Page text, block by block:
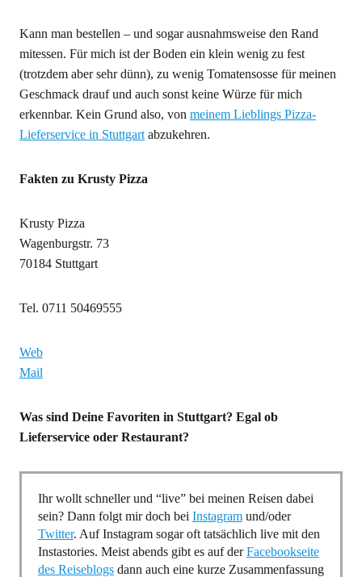
Kann man bestellen – und sogar ausnahmsweise den Rand
mitessen. Für mich ist der Boden ein klein wenig zu fest
(trotzdem aber sehr dünn), zu wenig Tomatensosse für meinen
Geschmack drauf und auch sonst keine Würze für mich
erkennbar. Kein Grund also, von meinem Lieblings Pizza-
Lieferservice in Stuttgartabzukehren.
Fakten zu Krusty Pizza
Krusty Pizza
Wagenburgstr. 73
70184 Stuttgart
Tel. 0711 50469555
Web
Mail
Was sind Deine Favoriten in Stuttgart? Egal ob
Lieferservice oder Restaurant?
Ihr wollt schneller und “live” bei meinen Reisen dabei
sein? Dann folgt mir doch bei Instagramund/oder
Twitter. Auf Instagram sogar oft tatsächlich live mit den
Instastories. Meist abends gibt es auf derFacebookseite
des Reiseblogsdann auch eine kurze Zusammenfassung